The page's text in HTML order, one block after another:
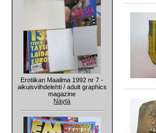
Erotiikan Maailma 1992 nr 7 -
aikuisviihdelehti / adult graphics
magazine
Näytä